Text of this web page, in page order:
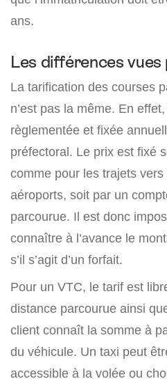
ans.
Les différences vues
La tarification des courses
n’est pas la même. En
règlementée et fixée
préfectoral. Le prix est fixé
comme pour les trajets
aéroports, soit par un
parcourue. Il est donc
connaître à l’avance le
s’il s’agit d’un forfait.
Pour un VTC, le tarif est
distance parcourue ainsi
client connaît la somme à
du véhicule. Un taxi peut
accessible à la volée ou